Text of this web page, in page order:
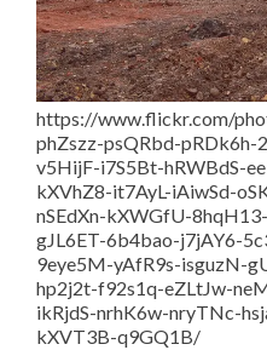
https://www.flickr.com/
phZszz-psQRbd-
v5HijF-i7S5Bt-hRWBdS-
kXVhZ8-it7AyL-iAiwSd-
nSEdXn-kXWGfU-
gJL6ET-6b4bao-j7jAY6-
9eye5M-yAfR9s-isguzN-
hp2j2t-f92s1q-eZLtJw-
ikRjdS-nrhK6w-nryTNc-
kXVT3B-q9GQ1B/